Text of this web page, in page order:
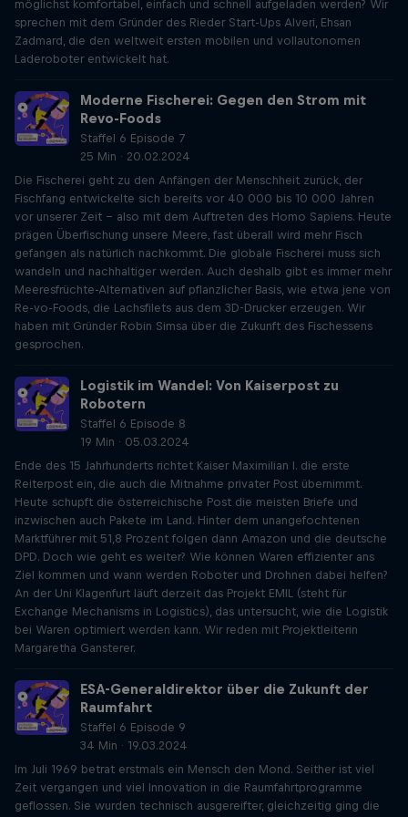
möglichst komfortabel, einfach und schnell aufgeladen werden? Wir
sprechen mit dem Gründer des Rieder Start-Ups Alveri, Ehsan
Zadmard, die den weltweit ersten mobilen und vollautonomen
Laderoboter entwickelt hat.
Moderne Fischerei: Gegen den Strom mit
Revo-Foods
Staffel 6 Episode 7
25 Min · 20.02.2024
Die Fischerei geht zu den Anfängen der Menschheit zurück, der
Fischfang entwickelte sich bereits vor 40 000 bis 10 000 Jahren
vor unserer Zeit – also mit dem Auftreten des Homo Sapiens. Heute
prägen Überfischung unsere Meere, fast überall wird mehr Fisch
gefangen als natürlich nachkommt. Die globale Fischerei muss sich
wandeln und nachhaltiger werden. Auch deshalb gibt es immer mehr
Meeresfrüchte-Alternativen auf pflanzlicher Basis, wie etwa jene von
Re-vo-Foods, die Lachsfilets aus dem 3D-Drucker erzeugen. Wir
haben mit Gründer Robin Simsa über die Zukunft des Fischessens
gesprochen.
Logistik im Wandel: Von Kaiserpost zu
Robotern
Staffel 6 Episode 8
19 Min · 05.03.2024
Ende des 15 Jahrhunderts richtet Kaiser Maximilian I. die erste
Reiterpost ein, die auch die Mitnahme privater Post übernimmt.
Heute schupft die österreichische Post die meisten Briefe und
inzwischen auch Pakete im Land. Hinter dem unangefochtenen
Marktführer mit 51,8 Prozent folgen dann Amazon und die deutsche
DPD. Doch wie geht es weiter? Wie können Waren effizienter ans
Ziel kommen und wann werden Roboter und Drohnen dabei helfen?
An der Uni Klagenfurt läuft derzeit das Projekt EMIL (steht für
Exchange Mechanisms in Logistics), das untersucht, wie die Logistik
bei Waren optimiert werden kann. Wir reden mit Projektleiterin
Margaretha Gansterer.
ESA-Generaldirektor über die Zukunft der
Raumfahrt
Staffel 6 Episode 9
34 Min · 19.03.2024
Im Juli 1969 betrat erstmals ein Mensch den Mond. Seither ist viel
Zeit vergangen und viel Innovation in die Raumfahrtprogramme
geflossen. Sie wurden technisch ausgereifter, gleichzeitig ging die